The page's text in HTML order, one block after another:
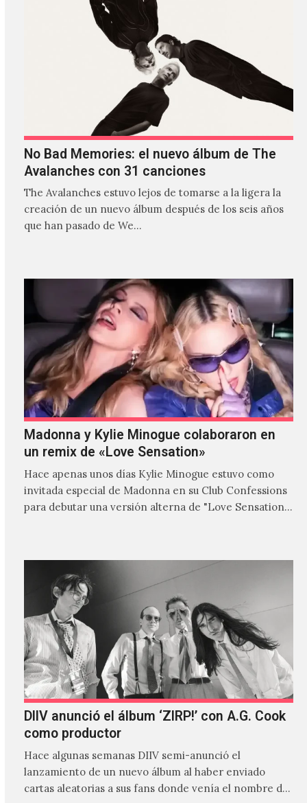
No Bad Memories: el nuevo álbum de The
Avalanches con 31 canciones
The Avalanches estuvo lejos de tomarse a la ligera la
creación de un nuevo álbum después de los seis años
que han pasado de We…
Madonna y Kylie Minogue colaboraron en
un remix de «Love Sensation»
Hace apenas unos días Kylie Minogue estuvo como
invitada especial de Madonna en su Club Confessions
para debutar una versión alterna de "Love Sensation",
DIIV anunció el álbum ‘ZIRP!’ con A.G. Cook
como productor
Hace algunas semanas DIIV semi-anunció el
lanzamiento de un nuevo álbum al haber enviado
cartas aleatorias a sus fans donde venía el nombre de